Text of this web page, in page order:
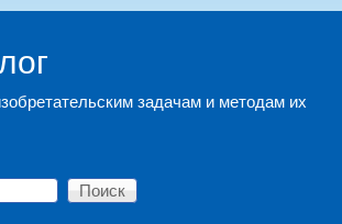
задачам и методам их